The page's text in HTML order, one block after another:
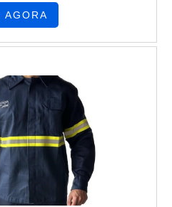
o que garante uma
aposte na
pv com composiçao
AGORA